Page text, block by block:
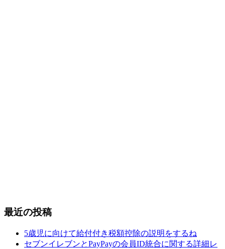
最近の投稿
5歳児に向けて給付付き税額控除の説明をするね
セブンイレブンとPayPayの会員ID統合に関する詳細レ